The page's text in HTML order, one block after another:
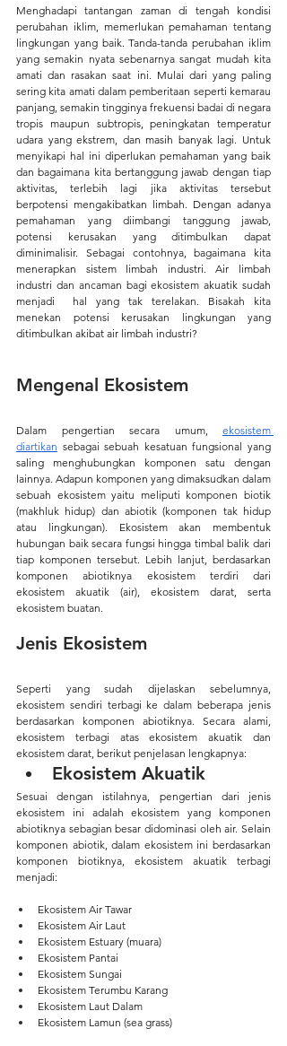
Menghadapi tantangan zaman di tengah kondisi
perubahan iklim, memerlukan pemahaman tentang
lingkungan yang baik. Tanda-tanda perubahan iklim
yang semakin nyata sebenarnya sangat mudah kita
amati dan rasakan saat ini. Mulai dari yang paling
sering kita amati dalam pemberitaan seperti kemarau
panjang, semakin tingginya frekuensi badai di negara
tropis maupun subtropis, peningkatan temperatur
udara yang ekstrem, dan masih banyak lagi. Untuk
menyikapi hal ini diperlukan pemahaman yang baik
dan bagaimana kita bertanggung jawab dengan tiap
aktivitas, terlebih lagi jika aktivitas tersebut
berpotensi mengakibatkan limbah. Dengan adanya
pemahaman yang diimbangi tanggung jawab,
potensi kerusakan yang ditimbulkan dapat
diminimalisir. Sebagai contohnya, bagaimana kita
menerapkan sistem limbah industri. Air limbah
industri dan ancaman bagi ekosistem akuatik sudah
menjadi  hal yang tak terelakan. Bisakah kita
menekan potensi kerusakan lingkungan yang
ditimbulkan akibat air limbah industri?
Mengenal Ekosistem
Dalam pengertian secara umum, ekosistem
diartikan sebagai sebuah kesatuan fungsional yang
saling menghubungkan komponen satu dengan
lainnya. Adapun komponen yang dimaksudkan dalam
sebuah ekosistem yaitu meliputi komponen biotik
(makhluk hidup) dan abiotik (komponen tak hidup
atau lingkungan). Ekosistem akan membentuk
hubungan baik secara fungsi hingga timbal balik dari
tiap komponen tersebut. Lebih lanjut, berdasarkan
komponen abiotiknya ekosistem terdiri dari
ekosistem akuatik (air), ekosistem darat, serta
ekosistem buatan.
Jenis Ekosistem
Seperti yang sudah dijelaskan sebelumnya,
ekosistem sendiri terbagi ke dalam beberapa jenis
berdasarkan komponen abiotiknya. Secara alami,
ekosistem terbagi atas ekosistem akuatik dan
ekosistem darat, berikut penjelasan lengkapnya:
Ekosistem Akuatik
Sesuai dengan istilahnya, pengertian dari jenis
ekosistem ini adalah ekosistem yang komponen
abiotiknya sebagian besar didominasi oleh air. Selain
komponen abiotik, dalam ekosistem ini berdasarkan
komponen biotiknya, ekosistem akuatik terbagi
menjadi:
Ekosistem Air Tawar
Ekosistem Air Laut
Ekosistem Estuary (muara)
Ekosistem Pantai
Ekosistem Sungai
Ekosistem Terumbu Karang
Ekosistem Laut Dalam
Ekosistem Lamun (sea grass)